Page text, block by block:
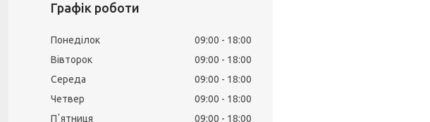
Графік роботи
Понеділок 09:00
18:00
Вівторок
09:00
18:00
Середа
09:00
18:00
Четвер
09:00
18:00
Пʼятниця
09:00
18:00